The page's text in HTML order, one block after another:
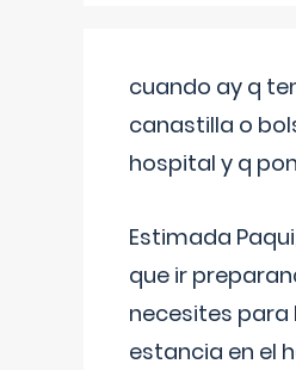
cuando ay q
canastilla o
hospital y q
Estimada
que ir
necesites para
estancia en el